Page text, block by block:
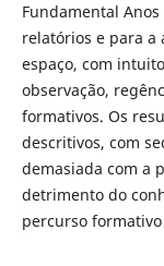
Fundamental
relatórios e para a
espaço, com
observação,
formativos. Os
descritivos, com
demasiada com a
detrimento do
percurso